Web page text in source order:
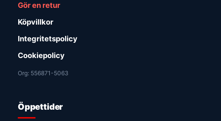
Gör en retur
Köpvillkor
Integritetspolicy
Cookiepolicy
Org: 556871-5063
Öppettider